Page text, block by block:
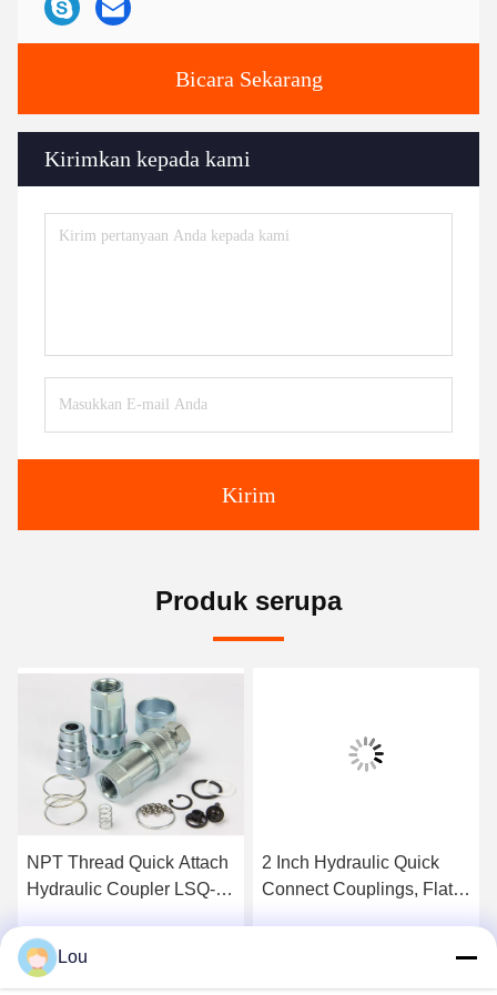
Bicara Sekarang
Kirimkan kepada kami
Kirim
Produk serupa
NPT Thread Quick Attach
Hydraulic Coupler LSQ-
7241-1
Dapatkan Harga Terbaik
2 Inch Hydraulic Quick
Connect Couplings, Flat
Lou